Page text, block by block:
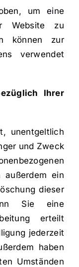
um eine
Website zu
können zur
verwendet
Ihrer
unentgeltlich
und Zweck
ein
dieser
Sie eine
erteilt
jederzeit
haben
Umständen